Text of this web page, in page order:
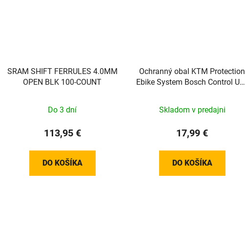
SRAM SHIFT FERRULES 4.0MM
OPEN BLK 100-COUNT
Do 3 dní
113,95 €
DO KOŠÍKA
Ochranný obal KTM Protection
Ebike System Bosch Control Unit
Skladom v predajni
17,99 €
DO KOŠÍKA